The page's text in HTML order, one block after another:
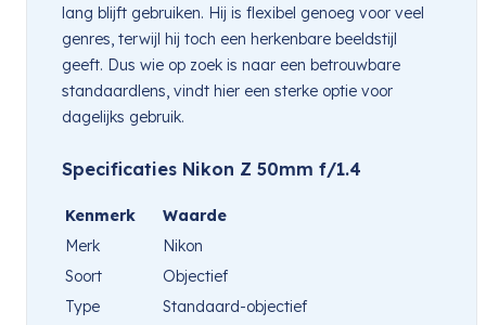
lang blijft gebruiken. Hij is flexibel genoeg voor veel
genres, terwijl hij toch een herkenbare beeldstijl
geeft. Dus wie op zoek is naar een betrouwbare
standaardlens, vindt hier een sterke optie voor
dagelijks gebruik.
Specificaties Nikon Z 50mm f/1.4
Kenmerk
Waarde
Merk
Nikon
Soort
Objectief
Type
Standaard-objectief